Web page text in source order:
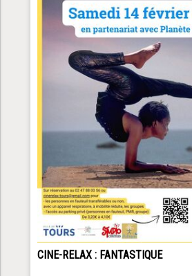
CINE-RELAX : FANTASTIQUE